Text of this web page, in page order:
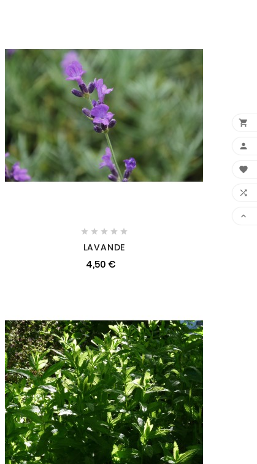
    
LAVANDE
4,50 €




